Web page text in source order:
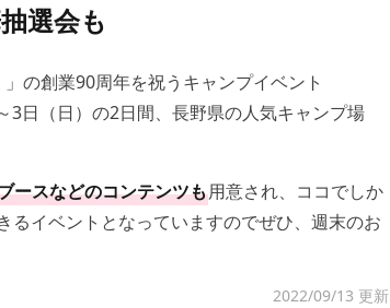
選会も
の創業90周年を祝うキャンプイベント
3日（日）の2日間、長野県の人気キャンプ場
ースなどのコンテンツも用意され、ココでしか
イベントとなっていますのでぜひ、週末のお
2022/09/13 更新